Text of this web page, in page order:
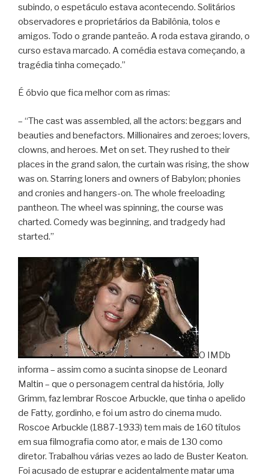
subindo, o espetáculo estava acontecendo. Solitários
observadores e proprietários da Babilônia, tolos e
amigos. Todo o grande panteão. A roda estava girando, o
curso estava marcado. A comédia estava começando, a
tragédia tinha começado.”
É óbvio que fica melhor com as rimas:
– “The cast was assembled, all the actors: beggars and
beauties and benefactors. Millionaires and zeroes; lovers,
clowns, and heroes. Met on set. They rushed to their
places in the grand salon, the curtain was rising, the show
was on. Starring loners and owners of Babylon; phonies
and cronies and hangers-on. The whole freeloading
pantheon. The wheel was spinning, the course was
charted. Comedy was beginning, and tradgedy had
started.”
O IMDb
informa – assim como a sucinta sinopse de Leonard
Maltin – que o personagem central da história, Jolly
Grimm, faz lembrar Roscoe Arbuckle, que tinha o apelido
de Fatty, gordinho, e foi um astro do cinema mudo.
Roscoe Arbuckle (1887-1933) tem mais de 160 títulos
em sua filmografia como ator, e mais de 130 como
diretor. Trabalhou várias vezes ao lado de Buster Keaton.
Foi acusado de estuprar e acidentalmente matar uma